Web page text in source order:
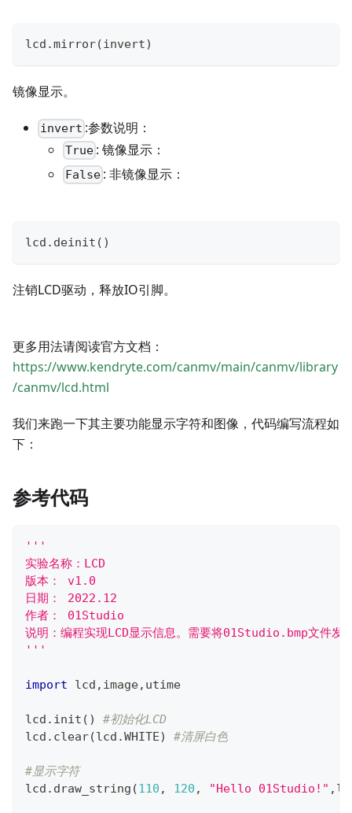
lcd .mirror(invert)
镜像显示。
invert :参数说明：
True : 镜像显示：
False : 非镜像显示：
lcd . deinit ( )
注销LCD驱动，释放IO引脚。
更多用法请阅读官方文档：
https://www.kendryte.com/canmv/main/canmv/library
/canmv/lcd.html
我们来跑一下其主要功能显示字符和图像，代码编写流程如
下：
参考代码
'''
实验名称：LCD
版本： v1.0
日期： 2022.12
作者： 01Studio
说明：编程实现LCD显示信息。需要将01Studio.bmp文件发
'''
import lcd , image, utime
lcd . init ( )
#初始化LCD
lcd . clear(lcd .WHITE) #清屏白色
#显示字符
lcd . draw_string (110 , 120 , "Hello 01Studio!" ,